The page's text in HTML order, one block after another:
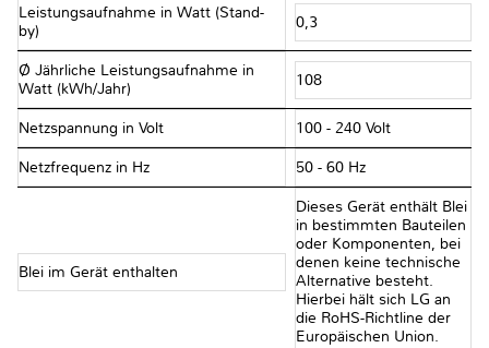
Leistungsaufnahme in Watt (Stand-
by)
0,3
Ø Jährliche Leistungsaufnahme in
Watt (kWh/Jahr)
108
Netzspannung in Volt 100 - 240 Volt
Netzfrequenz in Hz 50 - 60 Hz
Blei im Gerät enthalten
Dieses Gerät enthält Blei
in bestimmten Bauteilen
oder Komponenten, bei
denen keine technische
Alternative besteht.
Hierbei hält sich LG an
die RoHS-Richtline der
Europäischen Union.